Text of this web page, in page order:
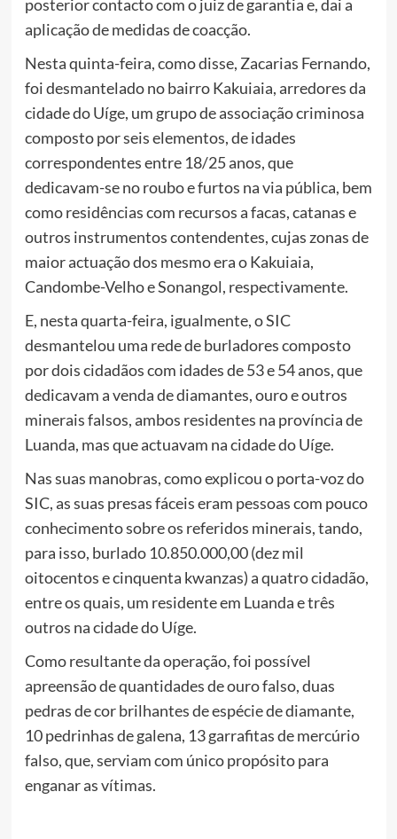
posterior contacto com o juiz de garantia e, dai a
aplicação de medidas de coacção.
Nesta quinta-feira, como disse, Zacarias Fernando,
foi desmantelado no bairro Kakuiaia, arredores da
cidade do Uíge, um grupo de associação criminosa
composto por seis elementos, de idades
correspondentes entre 18/25 anos, que
dedicavam-se no roubo e furtos na via pública, bem
como residências com recursos a facas, catanas e
outros instrumentos contendentes, cujas zonas de
maior actuação dos mesmo era o Kakuiaia,
Candombe-Velho e Sonangol, respectivamente.
E, nesta quarta-feira, igualmente, o SIC
desmantelou uma rede de burladores composto
por dois cidadãos com idades de 53 e 54 anos, que
dedicavam a venda de diamantes, ouro e outros
minerais falsos, ambos residentes na província de
Luanda, mas que actuavam na cidade do Uíge.
Nas suas manobras, como explicou o porta-voz do
SIC, as suas presas fáceis eram pessoas com pouco
conhecimento sobre os referidos minerais, tando,
para isso, burlado 10.850.000,00 (dez mil
oitocentos e cinquenta kwanzas) a quatro cidadão,
entre os quais, um residente em Luanda e três
outros na cidade do Uíge.
Como resultante da operação, foi possível
apreensão de quantidades de ouro falso, duas
pedras de cor brilhantes de espécie de diamante,
10 pedrinhas de galena, 13 garrafitas de mercúrio
falso, que, serviam com único propósito para
enganar as vítimas.